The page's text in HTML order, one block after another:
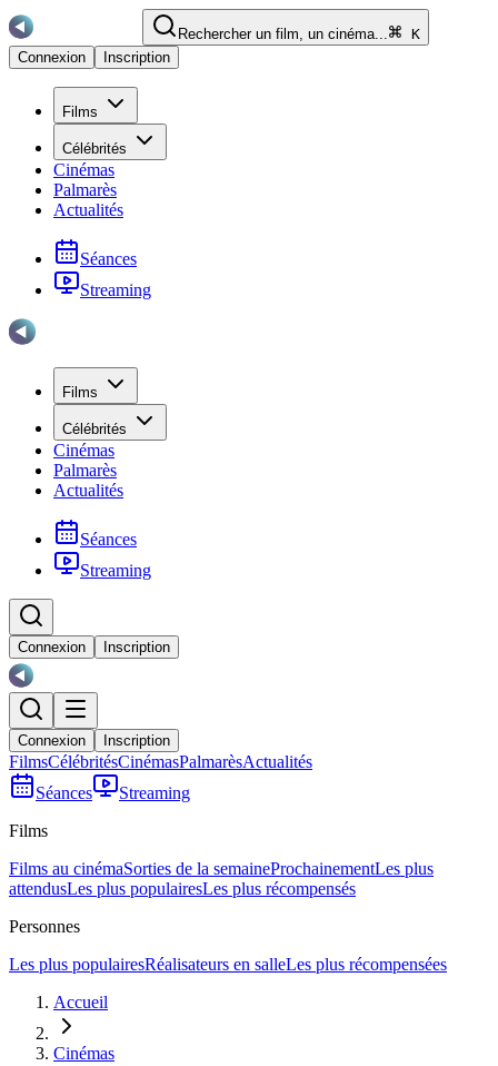
Rechercher un film, un cinéma...
K
Connexion
Inscription
Films
Célébrités
Cinémas
Palmarès
Actualités
Séances
Streaming
Films
Célébrités
Cinémas
Palmarès
Actualités
Séances
Streaming
Connexion Inscription
Connexion Inscription
FilmsCélébritésCinémasPalmarèsActualités
Séances
Streaming
Films
Films au cinémaSorties de la semaineProchainementLes plus
attendusLes plus populairesLes plus récompensés
Personnes
Les plus populairesRéalisateurs en salleLes plus récompensées
Accueil
Cinémas